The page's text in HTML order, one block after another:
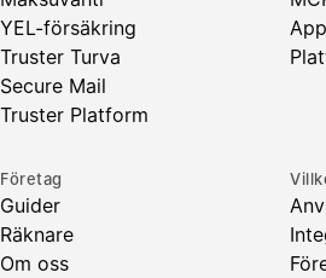
YEL-försäkring
Truster Turva
Secure Mail
Truster Platform
Företag
Guider
Räknare
Om oss